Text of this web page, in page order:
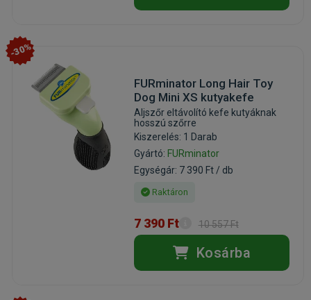
-30%
FURminator Long Hair Toy
Dog Mini XS kutyakefe
Aljszőr eltávolító kefe kutyáknak
hosszú szőrre
Kiszerelés: 1 Darab
Gyártó: FURminator
Egységár: 7 390 Ft / db
Raktáron
7 390 Ft 10 557 Ft
Kosárba